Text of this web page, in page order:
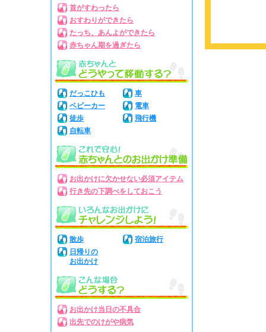
首がすわったら
おすわりができたら
たっち、あんよができたら
赤ちゃん期を過ぎたら
だっこひも
ベビーカー
徒歩
自転車
車
電車
飛行機
お出かけに欠かせない必須アイテム
行き先の下調べをしておこう
散歩
日帰りの
お出かけ
宿泊旅行
お出かけ当日の不具合
出先でのけがや病気